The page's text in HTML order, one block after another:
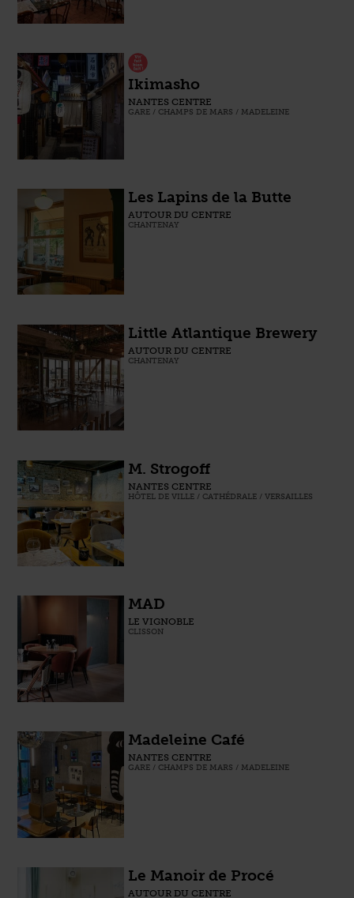
Ikimasho
NANTES CENTRE
GARE / CHAMPS DE MARS / MADELEINE
Les Lapins de la Butte
AUTOUR DU CENTRE
CHANTENAY
Little Atlantique Brewery
AUTOUR DU CENTRE
CHANTENAY
M. Strogoff
NANTES CENTRE
HÔTEL DE VILLE / CATHÉDRALE / VERSAILLES
MAD
LE VIGNOBLE
CLISSON
Madeleine Café
NANTES CENTRE
GARE / CHAMPS DE MARS / MADELEINE
Le Manoir de Procé
AUTOUR DU CENTRE